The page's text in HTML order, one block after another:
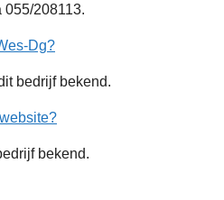
055/208113.
Dg?
bedrijf bekend.
bekend.